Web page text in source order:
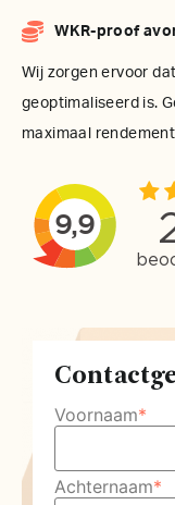
WKR-proof
Wij zorgen ervoor
geoptimaliseerd is.
maximaal
Voornaam*
Achternaam*